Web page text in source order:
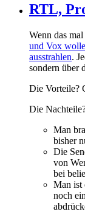
RTL,
Wenn das
und Vox
ausstrahlen.
sondern über
Die Vorteile?
Die
Man
bisher
Die
von
bei
Man ist
noch